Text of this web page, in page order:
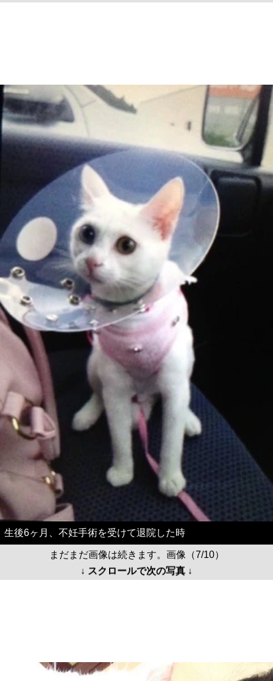
生後6ヶ月、不妊手術を受けて退院した時
まだまだ画像は続きます。画像（7/10）
↓ スクロールで次の写真 ↓